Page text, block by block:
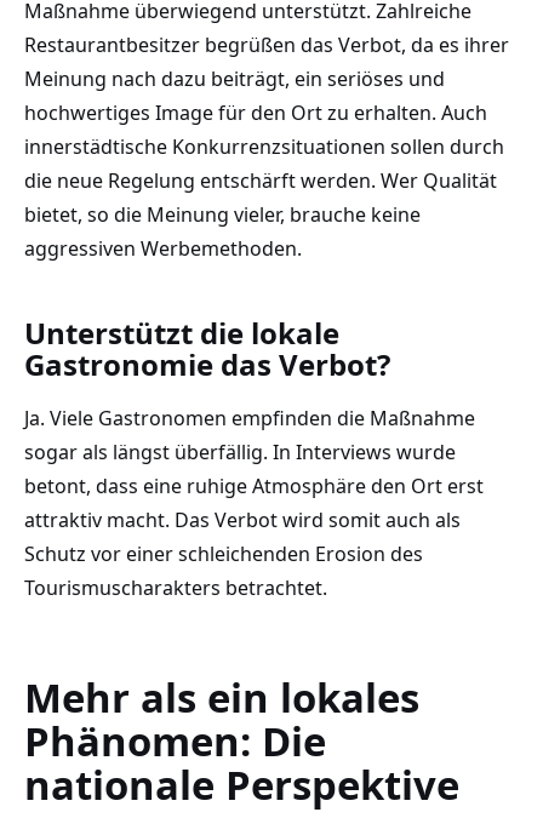
Maßnahme überwiegend unterstützt. Zahlreiche
Restaurantbesitzer begrüßen das Verbot, da es ihrer
Meinung nach dazu beiträgt, ein seriöses und
hochwertiges Image für den Ort zu erhalten. Auch
innerstädtische Konkurrenzsituationen sollen durch
die neue Regelung entschärft werden. Wer Qualität
bietet, so die Meinung vieler, brauche keine
aggressiven Werbemethoden.
Unterstützt die lokale
Gastronomie das Verbot?
Ja. Viele Gastronomen empfinden die Maßnahme
sogar als längst überfällig. In Interviews wurde
betont, dass eine ruhige Atmosphäre den Ort erst
attraktiv macht. Das Verbot wird somit auch als
Schutz vor einer schleichenden Erosion des
Tourismuscharakters betrachtet.
Mehr als ein lokales
Phänomen: Die
nationale Perspektive